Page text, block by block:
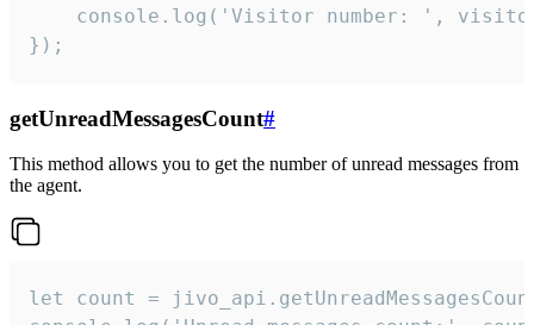
console.log('Visitor number: ',
});
getUnreadMessagesCount#
This method allows you to get the number of unread messages from
the agent.
let count =